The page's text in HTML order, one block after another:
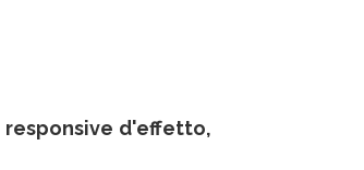
responsive d'effetto,